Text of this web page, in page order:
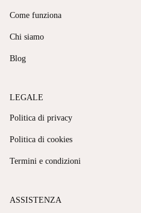
Come funziona
Chi siamo
Blog
LEGALE
Politica di privacy
Politica di cookies
Termini e condizioni
ASSISTENZA